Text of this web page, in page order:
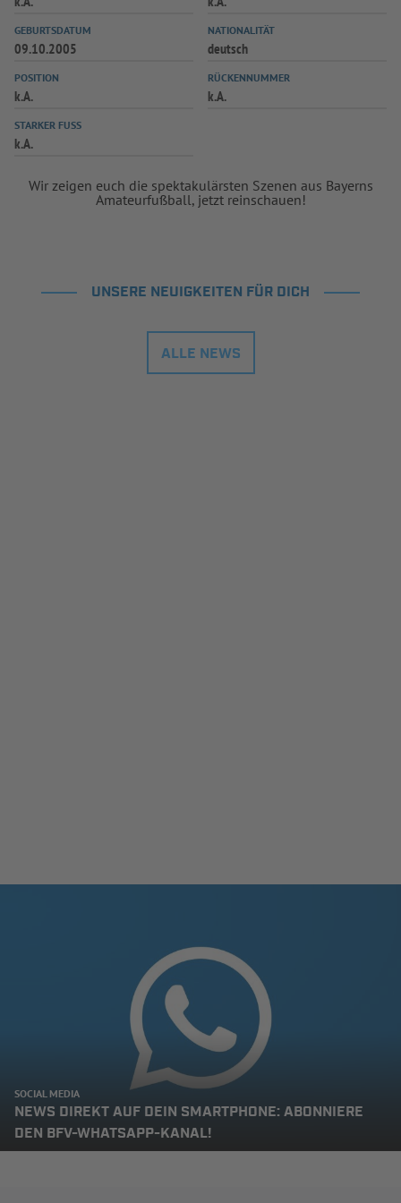
SPIELPLUS
GEBURTSDATUM
09.10.2005
NATIONALITÄT
deutsch
POSITION
k.A.
RÜCKENNUMMER
k.A.
STARKER FUSS
k.A.
Wir zeigen euch die spektakulärsten Szenen aus Bayerns
Amateurfußball, jetzt reinschauen!
UNSERE NEUIGKEITEN FÜR DICH
ALLE NEWS
SOCIAL MEDIA
NEWS DIREKT AUF DEIN SMARTPHONE: ABONNIERE
DEN BFV-WHATSAPP-KANAL!